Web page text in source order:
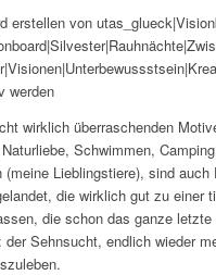
wirklich überraschenden
Schwimmen,
(meine Lieblingstiere), sind auch
die wirklich gut zu einer
die schon das ganze letzte
der Sehnsucht, endlich wieder